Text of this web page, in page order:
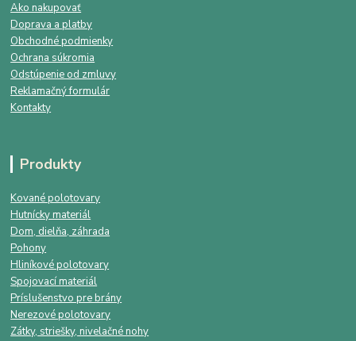
Ako nakupovať
Doprava a platby
Obchodné podmienky
Ochrana súkromia
Odstúpenie od zmluvy
Reklamačný formulár
Kontakty
Produkty
Kované polotovary
Hutnícky materiál
Dom, dielňa, záhrada
Pohony
Hliníkové polotovary
Spojovací materiál
Príslušenstvo pre brány
Nerezové polotovary
Zátky, striešky, nivelačné nohy